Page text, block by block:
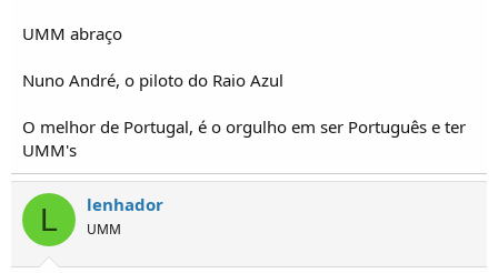
UMM abraço
Nuno André, o piloto do Raio Azul
O melhor de Portugal, é o orgulho em ser Português e ter
UMM's
L lenhador
UMM